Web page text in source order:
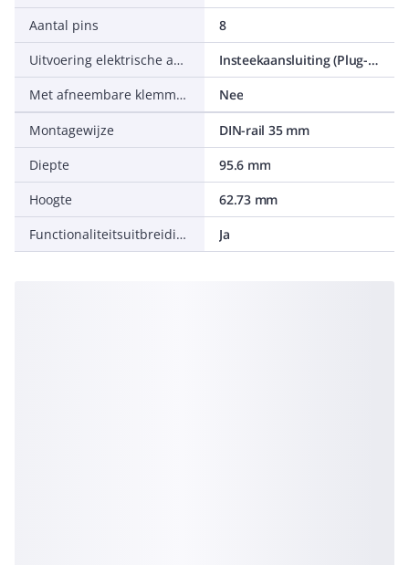
Aantal pins
8
Uitvoering elektrische aansluiting
Insteekaansluiting (Plug-in)
Met afneembare klemmen
Nee
Montagewijze
DIN-rail 35 mm
Diepte
95.6 mm
Hoogte
62.73 mm
Functionaliteitsuitbreiding mogelijk
Ja